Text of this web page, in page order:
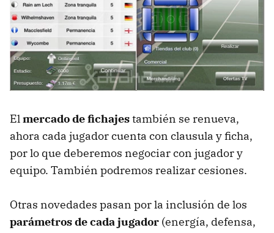
Elmercado de fichajestambién se renueva,
ahora cada jugador cuenta con clausula y ficha,
por lo que deberemos negociar con jugador y
equipo. También podremos realizar cesiones.
Otras novedades pasan por la inclusión de los
parámetros de cada jugador (energía, defensa,